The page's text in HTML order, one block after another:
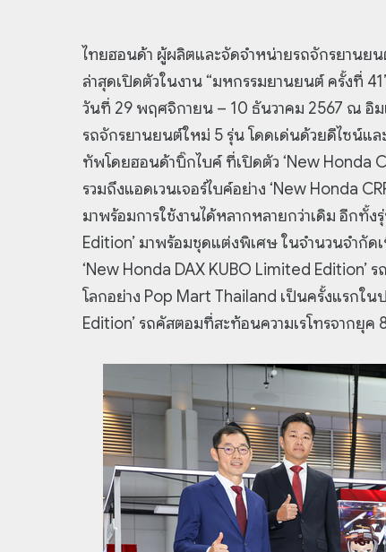
ไทยฮอนด้า ผู้ผลิตและจัดจำหน่ายรถจักรยานย
ล่าสุดเปิดตัวในงาน “มหกรรมยานยนต์ ครั้งที่
วันที่ 29 พฤศจิกายน – 10 ธันวาคม 2567 ณ อิม
รถจักรยานยนต์ใหม่ 5 รุ่น โดดเด่นด้วยดีไซน์แ
ทัพโดยฮอนด้าบิ๊กไบค์ ที่เปิดตัว ‘New Honda
รวมถึงแอดเวนเจอร์ไบค์อย่าง ‘New Honda
มาพร้อมการใช้งานได้หลากหลายกว่าเดิม อีกทั้
Edition’ มาพร้อมชุดแต่งพิเศษ ในจำนวนจำกั
‘New Honda DAX KUBO Limited Edition’
โลกอย่าง Pop Mart Thailand เป็นครั้งแรกใ
Edition’ รถคัสตอมที่สะท้อนความเรโทรจากยุ